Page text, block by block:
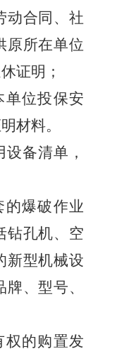
动合同、社
原所在单位
证明；
单位投保安
材料。
设备清单，
的爆破作业
钻孔机、空
新型机械设
、型号、
权的购置发